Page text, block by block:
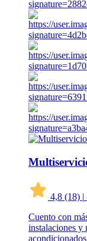
4,8 (18) |
Cuento con
instalaciones y